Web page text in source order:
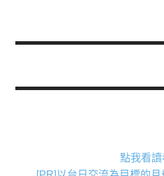
點我看讀